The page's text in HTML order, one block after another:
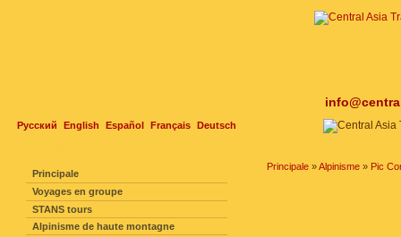
Русский English Español Français Deutsch
Principale »Alpinisme » Pic
Principale
Voyages en groupe
STANS tours
Alpinisme de haute montagne